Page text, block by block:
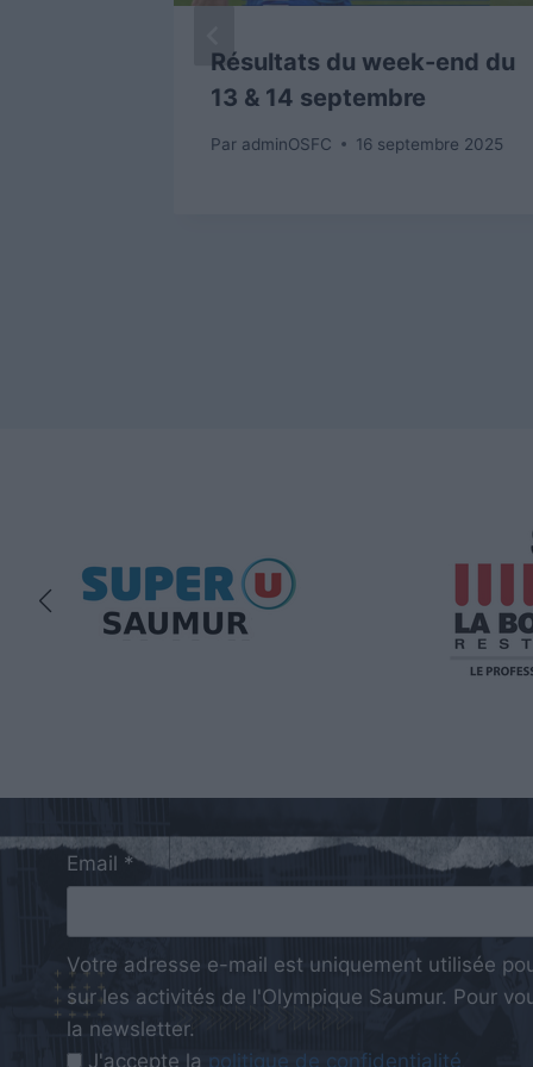
Résultats du week-end du
13 & 14 septembre
Par adminOSFC 16 septembre 2025
Email *
Votre adresse e-mail est uniquement utilisée
sur les activités de l'Olympique Saumur. Pour
la newsletter.
J'accepte la politique de confidentialité